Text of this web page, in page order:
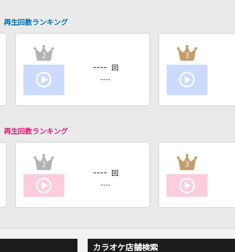
再生回数ランキング
2
---- 回
----
3
再生回数ランキング
2
---- 回
----
3
カラオケ店舗検索